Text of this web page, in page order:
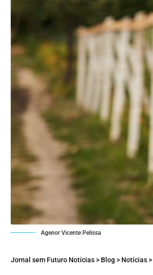
Agenor Vicente Pelissa
Jornal sem Futuro Notícias> Blog > Notícias>